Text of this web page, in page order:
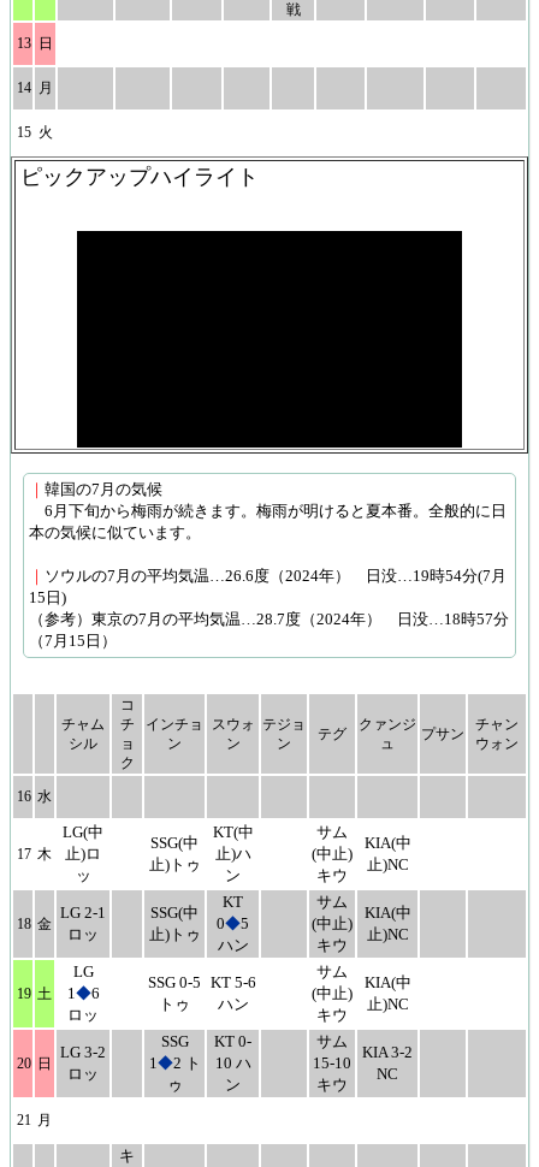
戦
13 日
14 月
15 火
ピックアップハイライト
｜ 韓国の7月の気候
6月下旬から梅雨が続きます。梅雨が明けると夏本番。全般的に日
本の気候に似ています。
｜ ソウルの7月の平均気温…26.6度（2024年） 日没…19時54分(7月
15日)
（参考）東京の7月の平均気温…28.7度（2024年） 日没…18時57分
（7月15日）
チャム
シル
コ
チ
ョ
ク
インチョ
ン
スウォ
ン
テジョ
ン
テグ
クァンジ
ュ
プサン
チャン
ウォン
16 水
17 木
LG(中
止)ロ
ッ
SSG(中
止)トゥ
KT(中
止)ハ
ン
サム
(中止)
キウ
KIA(中
止)NC
18 金
LG 2-1
ロッ
SSG(中
止)トゥ
KT
0◆5
ハン
サム
(中止)
キウ
KIA(中
止)NC
19 土
LG
1◆6
ロッ
SSG 0-5
トゥ
KT 5-6
ハン
サム
(中止)
キウ
KIA(中
止)NC
20 日
LG 3-2
ロッ
SSG
1◆2 ト
ゥ
KT 0-
10 ハ
ン
サム
15-10
キウ
KIA 3-2
NC
21 月
キ